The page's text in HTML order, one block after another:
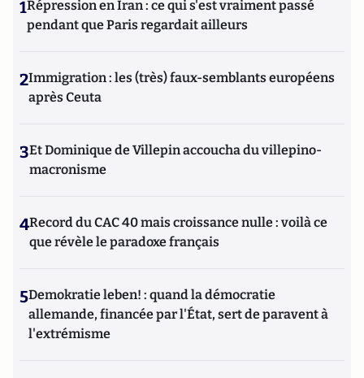
1Répression en Iran : ce qui s'est vraiment passé
pendant que Paris regardait ailleurs
2Immigration : les (très) faux-semblants européens
après Ceuta
3Et Dominique de Villepin accoucha du villepino-
macronisme
4Record du CAC 40 mais croissance nulle : voilà ce
que révèle le paradoxe français
5Demokratie leben! : quand la démocratie
allemande, financée par l'État, sert de paravent à
l'extrémisme